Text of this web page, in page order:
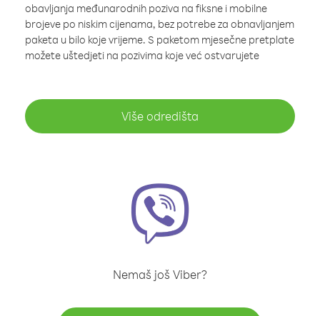
obavljanja međunarodnih poziva na fiksne i mobilne
brojeve po niskim cijenama, bez potrebe za obnavljanjem
paketa u bilo koje vrijeme. S paketom mjesečne pretplate
možete uštedjeti na pozivima koje već ostvarujete
Više odredišta
Nemaš još Viber?